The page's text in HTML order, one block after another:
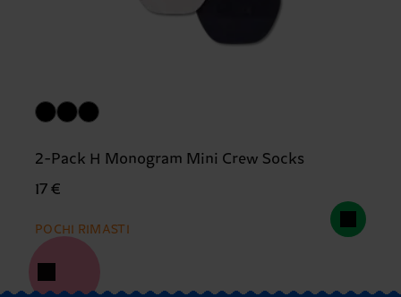
2-Pack H Monogram Mini Crew Socks
17 €
POCHI RIMASTI